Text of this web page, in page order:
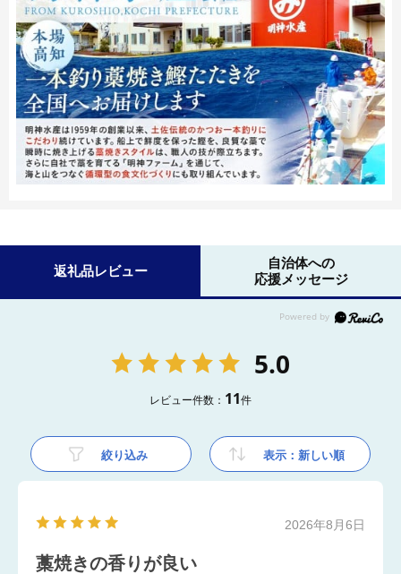
返礼品レビュー
自治体への
応援メッセージ
5.0
レビュー件数： 11件
絞り込み 表示：新しい順
2026年8月6日
藁焼きの香りが良い